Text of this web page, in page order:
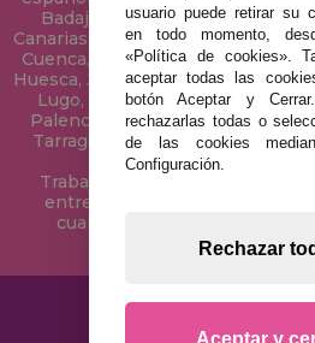
Badajoz, Baleares, Barcelona,
Canarias, Cantabria, Castellón,
Cuenca, Gerona, Granada,
Huesca, Jaén, La Coruña, La
Lugo, Madrid, Málaga, Melilla,
Palencia, Pontevedra,
Tarragona, Tenerife, Teruel,
Vizcaya, Zamora y
Trabajamos con Stocks
entregas rápidas en territorio
cuando el pedido se realice
usuario puede retirar su
en todo momento,
«Política de cookies».
aceptar todas las
botón Aceptar y
rechazarlas todas o
de las cookies
Configuración.
Rechazar
Aceptar y